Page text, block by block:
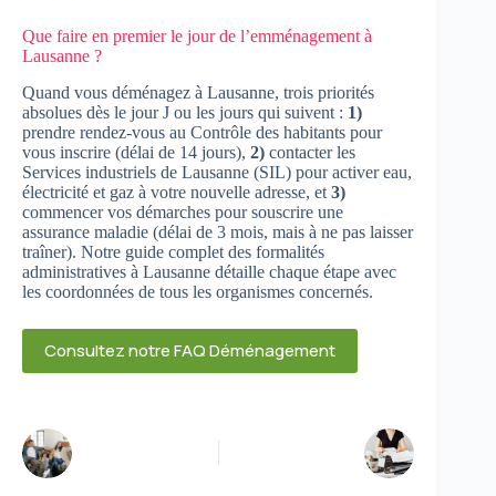
Que faire en premier le jour de l’emménagement à
Lausanne ?
Quand vous déménagez à Lausanne, trois priorités
absolues dès le jour J ou les jours qui suivent : 1)
prendre rendez-vous au Contrôle des habitants pour
vous inscrire (délai de 14 jours), 2) contacter les
Services industriels de Lausanne (SIL) pour activer eau,
électricité et gaz à votre nouvelle adresse, et 3)
commencer vos démarches pour souscrire une
assurance maladie (délai de 3 mois, mais à ne pas laisser
traîner). Notre guide complet des formalités
administratives à Lausanne détaille chaque étape avec
les coordonnées de tous les organismes concernés.
Consultez notre FAQ Déménagement